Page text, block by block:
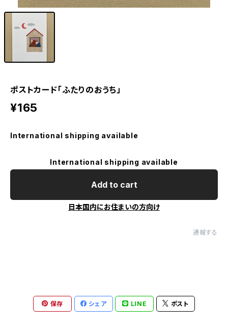
ポストカード「ふたりのおうち」
¥165
International shipping available
International shipping available
Add to cart
日本国内にお住まいの方向け
通報する
保存 シェア LINE ポスト